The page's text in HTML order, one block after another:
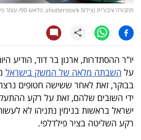
ויראלי
טלוויזיה
עסקי
ספורט
קריירה
ולימודים
מינויים
תחבורה ציבורית (צילום shutterstock, פלאש 90/ עומר פיכמן, יוסי אלוני)
יו"ר ההסתדרות, ארנון בר דוד, הודיע
על השבתה מלאה של המשק בישראל
בבוקר, זאת לאחר ששישה חטופים
ידי השובים שלהם, זאת על רקע
ישראל בראשות בנימין נתניהו לא
רקע השליטה בציר פילדלפי.